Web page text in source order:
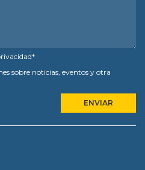
*
sobre noticias, eventos y otra